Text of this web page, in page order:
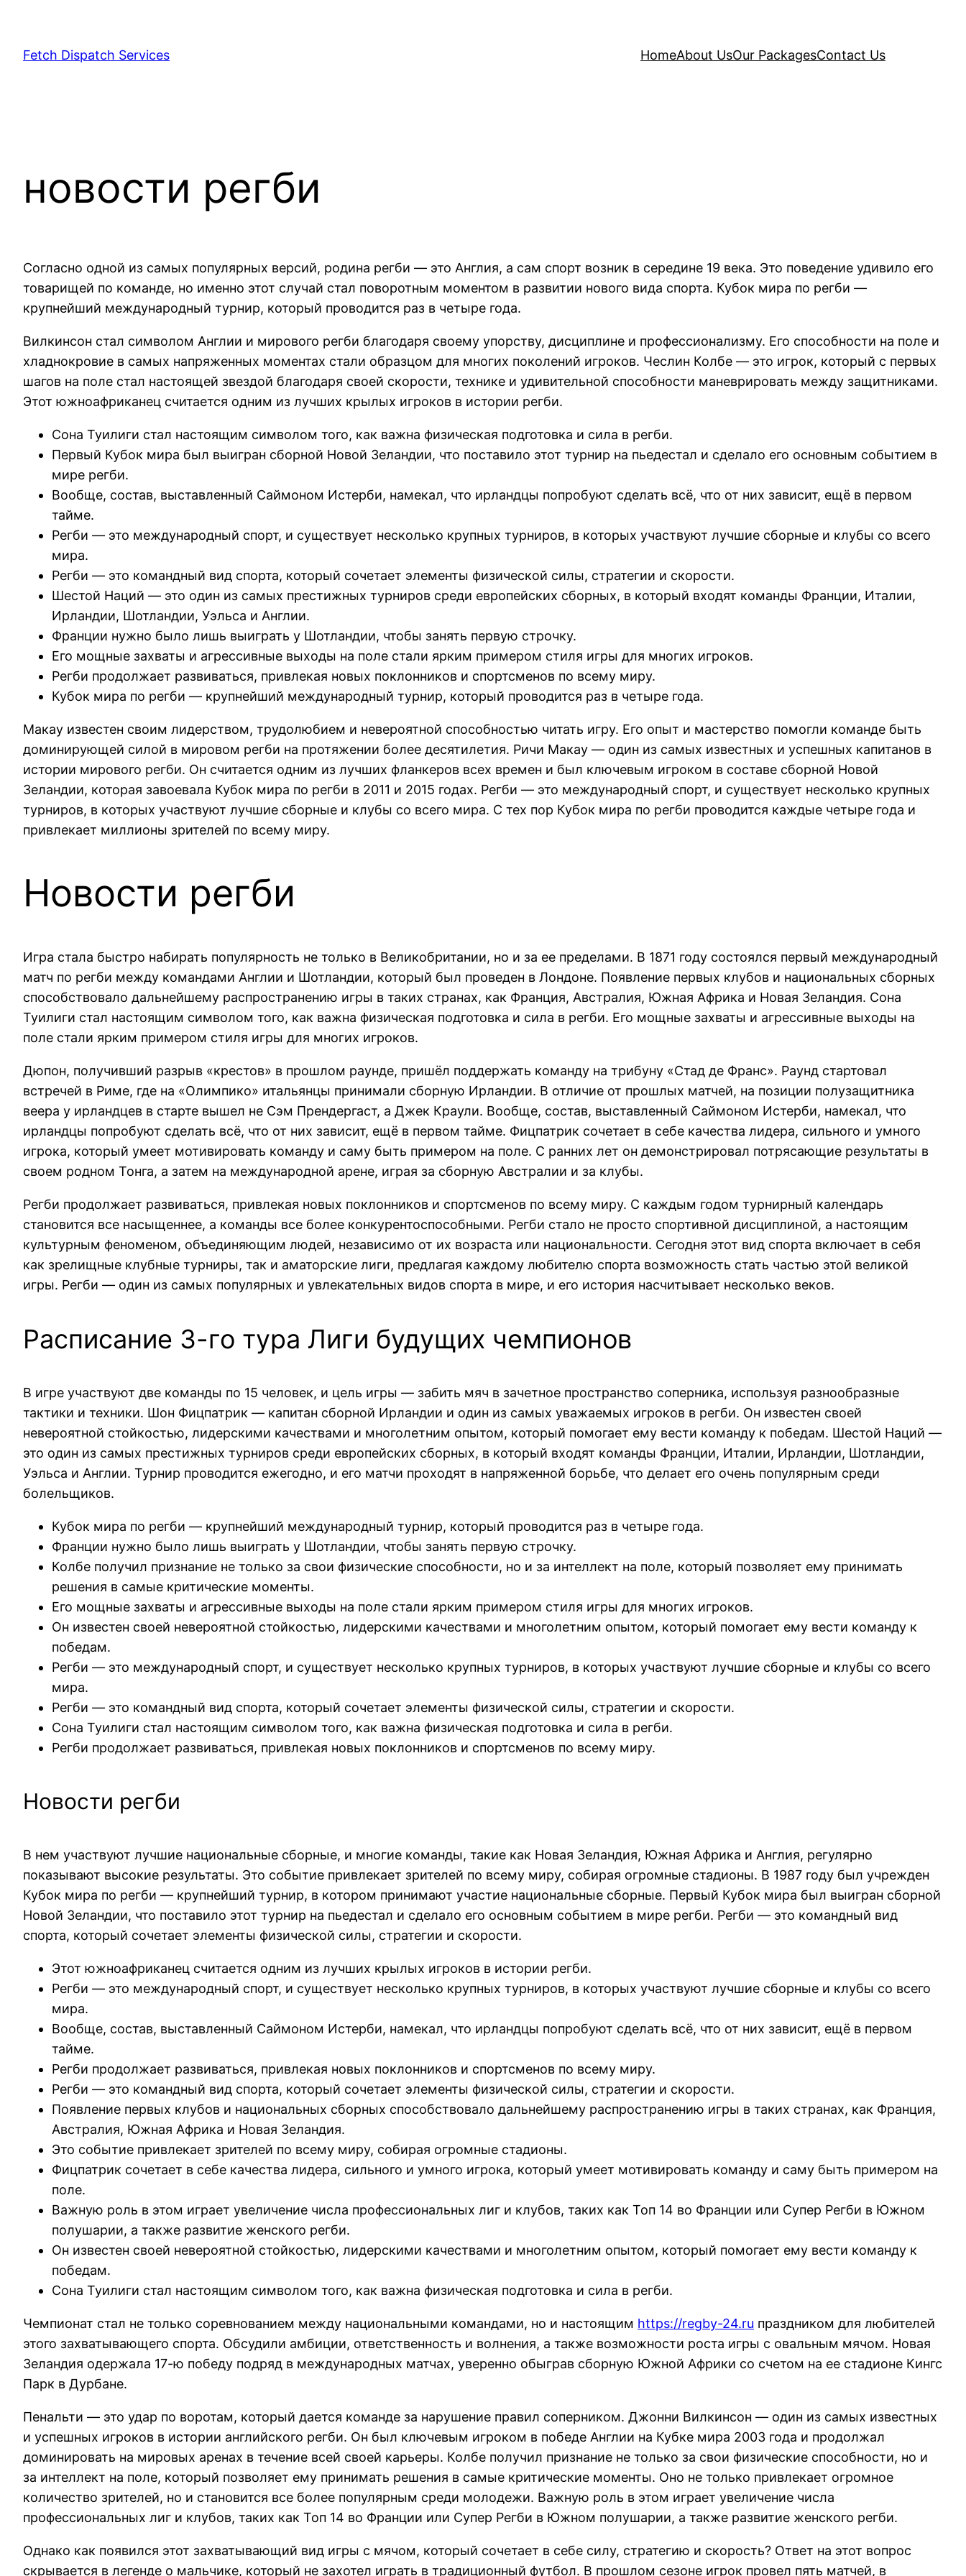
Fetch Dispatch Services HomeAbout UsOur PackagesContact Us
новости регби
Согласно одной из самых популярных версий, родина регби — это Англия, а сам спорт возник в середине 19 века. Это поведение удивило его
товарищей по команде, но именно этот случай стал поворотным моментом в развитии нового вида спорта. Кубок мира по регби —
крупнейший международный турнир, который проводится раз в четыре года.
Вилкинсон стал символом Англии и мирового регби благодаря своему упорству, дисциплине и профессионализму. Его способности на поле и
хладнокровие в самых напряженных моментах стали образцом для многих поколений игроков. Чеслин Колбе — это игрок, который с первых
шагов на поле стал настоящей звездой благодаря своей скорости, технике и удивительной способности маневрировать между защитниками.
Этот южноафриканец считается одним из лучших крылых игроков в истории регби.
Сона Туилиги стал настоящим символом того, как важна физическая подготовка и сила в регби.
Первый Кубок мира был выигран сборной Новой Зеландии, что поставило этот турнир на пьедестал и сделало его основным событием в
мире регби.
Вообще, состав, выставленный Саймоном Истерби, намекал, что ирландцы попробуют сделать всё, что от них зависит, ещё в первом
тайме.
Регби — это международный спорт, и существует несколько крупных турниров, в которых участвуют лучшие сборные и клубы со всего
мира.
Регби — это командный вид спорта, который сочетает элементы физической силы, стратегии и скорости.
Шестой Наций — это один из самых престижных турниров среди европейских сборных, в который входят команды Франции, Италии,
Ирландии, Шотландии, Уэльса и Англии.
Франции нужно было лишь выиграть у Шотландии, чтобы занять первую строчку.
Его мощные захваты и агрессивные выходы на поле стали ярким примером стиля игры для многих игроков.
Регби продолжает развиваться, привлекая новых поклонников и спортсменов по всему миру.
Кубок мира по регби — крупнейший международный турнир, который проводится раз в четыре года.
Макау известен своим лидерством, трудолюбием и невероятной способностью читать игру. Его опыт и мастерство помогли команде быть
доминирующей силой в мировом регби на протяжении более десятилетия. Ричи Макау — один из самых известных и успешных капитанов в
истории мирового регби. Он считается одним из лучших фланкеров всех времен и был ключевым игроком в составе сборной Новой
Зеландии, которая завоевала Кубок мира по регби в 2011 и 2015 годах. Регби — это международный спорт, и существует несколько крупных
турниров, в которых участвуют лучшие сборные и клубы со всего мира. С тех пор Кубок мира по регби проводится каждые четыре года и
привлекает миллионы зрителей по всему миру.
Новости регби
Игра стала быстро набирать популярность не только в Великобритании, но и за ее пределами. В 1871 году состоялся первый международный
матч по регби между командами Англии и Шотландии, который был проведен в Лондоне. Появление первых клубов и национальных сборных
способствовало дальнейшему распространению игры в таких странах, как Франция, Австралия, Южная Африка и Новая Зеландия. Сона
Туилиги стал настоящим символом того, как важна физическая подготовка и сила в регби. Его мощные захваты и агрессивные выходы на
поле стали ярким примером стиля игры для многих игроков.
Дюпон, получивший разрыв «крестов» в прошлом раунде, пришёл поддержать команду на трибуну «Стад де Франс». Раунд стартовал
встречей в Риме, где на «Олимпико» итальянцы принимали сборную Ирландии. В отличие от прошлых матчей, на позиции полузащитника
веера у ирландцев в старте вышел не Сэм Прендергаст, а Джек Краули. Вообще, состав, выставленный Саймоном Истерби, намекал, что
ирландцы попробуют сделать всё, что от них зависит, ещё в первом тайме. Фицпатрик сочетает в себе качества лидера, сильного и умного
игрока, который умеет мотивировать команду и саму быть примером на поле. С ранних лет он демонстрировал потрясающие результаты в
своем родном Тонга, а затем на международной арене, играя за сборную Австралии и за клубы.
Регби продолжает развиваться, привлекая новых поклонников и спортсменов по всему миру. С каждым годом турнирный календарь
становится все насыщеннее, а команды все более конкурентоспособными. Регби стало не просто спортивной дисциплиной, а настоящим
культурным феноменом, объединяющим людей, независимо от их возраста или национальности. Сегодня этот вид спорта включает в себя
как зрелищные клубные турниры, так и аматорские лиги, предлагая каждому любителю спорта возможность стать частью этой великой
игры. Регби — один из самых популярных и увлекательных видов спорта в мире, и его история насчитывает несколько веков.
Расписание 3-го тура Лиги будущих чемпионов
В игре участвуют две команды по 15 человек, и цель игры — забить мяч в зачетное пространство соперника, используя разнообразные
тактики и техники. Шон Фицпатрик — капитан сборной Ирландии и один из самых уважаемых игроков в регби. Он известен своей
невероятной стойкостью, лидерскими качествами и многолетним опытом, который помогает ему вести команду к победам. Шестой Наций —
это один из самых престижных турниров среди европейских сборных, в который входят команды Франции, Италии, Ирландии, Шотландии,
Уэльса и Англии. Турнир проводится ежегодно, и его матчи проходят в напряженной борьбе, что делает его очень популярным среди
болельщиков.
Кубок мира по регби — крупнейший международный турнир, который проводится раз в четыре года.
Франции нужно было лишь выиграть у Шотландии, чтобы занять первую строчку.
Колбе получил признание не только за свои физические способности, но и за интеллект на поле, который позволяет ему принимать
решения в самые критические моменты.
Его мощные захваты и агрессивные выходы на поле стали ярким примером стиля игры для многих игроков.
Он известен своей невероятной стойкостью, лидерскими качествами и многолетним опытом, который помогает ему вести команду к
победам.
Регби — это международный спорт, и существует несколько крупных турниров, в которых участвуют лучшие сборные и клубы со всего
мира.
Регби — это командный вид спорта, который сочетает элементы физической силы, стратегии и скорости.
Сона Туилиги стал настоящим символом того, как важна физическая подготовка и сила в регби.
Регби продолжает развиваться, привлекая новых поклонников и спортсменов по всему миру.
Новости регби
В нем участвуют лучшие национальные сборные, и многие команды, такие как Новая Зеландия, Южная Африка и Англия, регулярно
показывают высокие результаты. Это событие привлекает зрителей по всему миру, собирая огромные стадионы. В 1987 году был учрежден
Кубок мира по регби — крупнейший турнир, в котором принимают участие национальные сборные. Первый Кубок мира был выигран сборной
Новой Зеландии, что поставило этот турнир на пьедестал и сделало его основным событием в мире регби. Регби — это командный вид
спорта, который сочетает элементы физической силы, стратегии и скорости.
Этот южноафриканец считается одним из лучших крылых игроков в истории регби.
Регби — это международный спорт, и существует несколько крупных турниров, в которых участвуют лучшие сборные и клубы со всего
мира.
Вообще, состав, выставленный Саймоном Истерби, намекал, что ирландцы попробуют сделать всё, что от них зависит, ещё в первом
тайме.
Регби продолжает развиваться, привлекая новых поклонников и спортсменов по всему миру.
Регби — это командный вид спорта, который сочетает элементы физической силы, стратегии и скорости.
Появление первых клубов и национальных сборных способствовало дальнейшему распространению игры в таких странах, как Франция,
Австралия, Южная Африка и Новая Зеландия.
Это событие привлекает зрителей по всему миру, собирая огромные стадионы.
Фицпатрик сочетает в себе качества лидера, сильного и умного игрока, который умеет мотивировать команду и саму быть примером на
поле.
Важную роль в этом играет увеличение числа профессиональных лиг и клубов, таких как Топ 14 во Франции или Супер Регби в Южном
полушарии, а также развитие женского регби.
Он известен своей невероятной стойкостью, лидерскими качествами и многолетним опытом, который помогает ему вести команду к
победам.
Сона Туилиги стал настоящим символом того, как важна физическая подготовка и сила в регби.
Чемпионат стал не только соревнованием между национальными командами, но и настоящим https://regby-24.ru праздником для любителей
этого захватывающего спорта. Обсудили амбиции, ответственность и волнения, а также возможности роста игры с овальным мячом. Новая
Зеландия одержала 17-ю победу подряд в международных матчах, уверенно обыграв сборную Южной Африки со счетом на ее стадионе Кингс
Парк в Дурбане.
Пенальти — это удар по воротам, который дается команде за нарушение правил соперником. Джонни Вилкинсон — один из самых известных
и успешных игроков в истории английского регби. Он был ключевым игроком в победе Англии на Кубке мира 2003 года и продолжал
доминировать на мировых аренах в течение всей своей карьеры. Колбе получил признание не только за свои физические способности, но и
за интеллект на поле, который позволяет ему принимать решения в самые критические моменты. Оно не только привлекает огромное
количество зрителей, но и становится все более популярным среди молодежи. Важную роль в этом играет увеличение числа
профессиональных лиг и клубов, таких как Топ 14 во Франции или Супер Регби в Южном полушарии, а также развитие женского регби.
Однако как появился этот захватывающий вид игры с мячом, который сочетает в себе силу, стратегию и скорость? Ответ на этот вопрос
скрывается в легенде о мальчике, который не захотел играть в традиционный футбол. В прошлом сезоне игрок провел пять матчей, в